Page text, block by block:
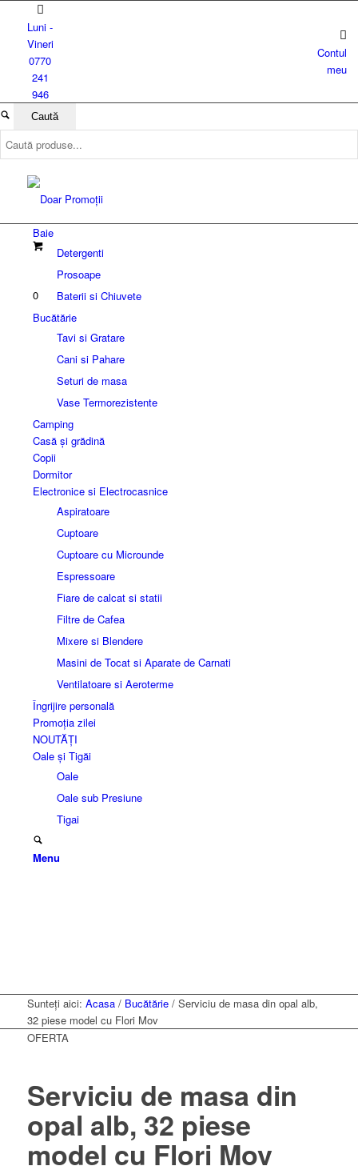
Luni -
Vineri
0770
241
946
Contul
meu
0
Baie
Detergenti
Prosoape
Baterii si Chiuvete
Bucătărie
Tavi si Gratare
Cani si Pahare
Seturi de masa
Vase Termorezistente
Camping
Casă și grădină
Copii
Dormitor
Electronice si Electrocasnice
Aspiratoare
Cuptoare
Cuptoare cu Microunde
Espressoare
Fiare de calcat si statii
Filtre de Cafea
Mixere si Blendere
Masini de Tocat si Aparate de Carnati
Ventilatoare si Aeroterme
Îngrijire personală
Promoția zilei
NOUTĂȚI
Oale și Tigăi
Oale
Oale sub Presiune
Tigai
Menu
Sunteți aici: Acasa / Bucătărie / Serviciu de masa din opal alb,
32 piese model cu Flori Mov
OFERTA
Serviciu de masa din
opal alb, 32 piese
model cu Flori Mov